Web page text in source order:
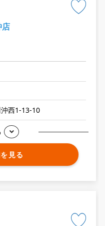
西1-13-10
見る